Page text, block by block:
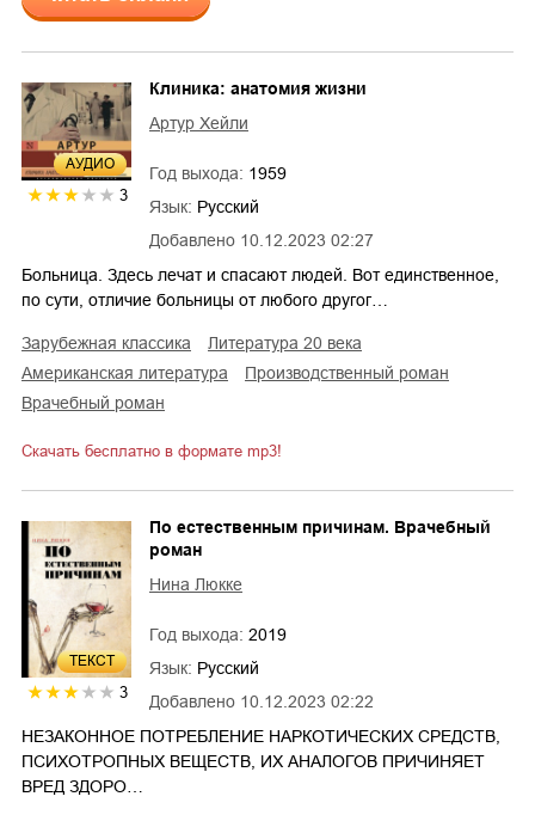
AУДИО
3
Добавлено 10.12.2023 02:27
Клиника: анатомия жизни
Артур Хейли
Год выхода: 1959
Язык: Русский
Больница. Здесь лечат и спасают людей. Вот единственное,
по сути, отличие больницы от любого другог…
зарубежная классика
литература 20 века
американская литература
производственный роман
врачебный роман
Скачать бесплатно в формате mp3!
ТЕКСТ
3 Добавлено 10.12.2023 02:22
По естественным причинам. Врачебный
роман
Нина Люкке
Год выхода: 2019
Язык: Русский
НЕЗАКОННОЕ ПОТРЕБЛЕНИЕ НАРКОТИЧЕСКИХ СРЕДСТВ,
ПСИХОТРОПНЫХ ВЕЩЕСТВ, ИХ АНАЛОГОВ ПРИЧИНЯЕТ
ВРЕД ЗДОРО…